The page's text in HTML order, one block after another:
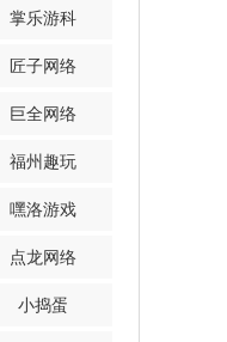
掌乐游科
匠子网络
巨全网络
福州趣玩
嘿洛游戏
点龙网络
小捣蛋